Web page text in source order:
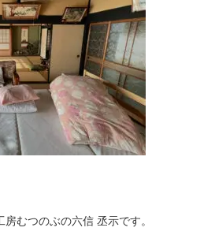
むつのぶの六信 丞示です。